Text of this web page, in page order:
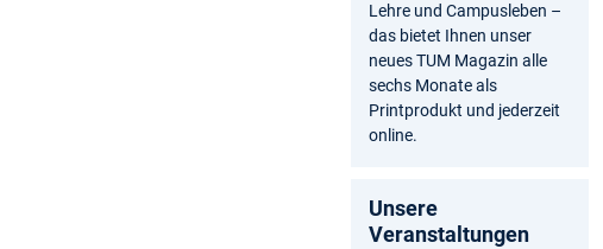
Lehre und Campusleben –
das bietet Ihnen unser
neues TUM Magazin alle
sechs Monate als
Printprodukt und jederzeit
online.
Unsere
Veranstaltungen